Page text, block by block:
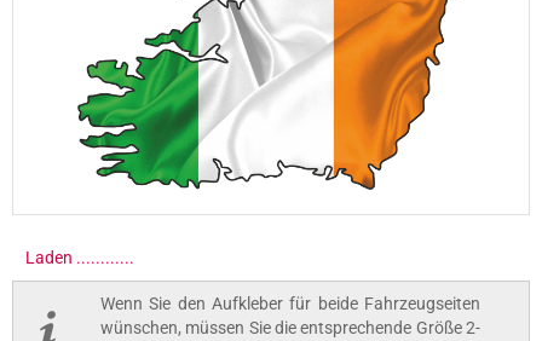
Laden .............
Wenn Sie den Aufkleber für beide Fahrzeugseiten
wünschen, müssen Sie die entsprechende Größe 2-